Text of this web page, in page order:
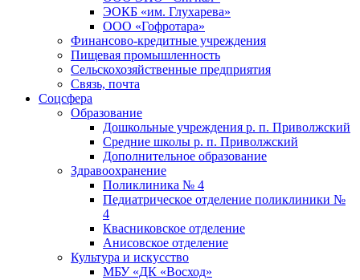
ЭОКБ «им. Глухарева»
ООО «Гофротара»
Финансово-кредитные учреждения
Пищевая промышленность
Сельскохозяйственные предприятия
Связь, почта
Соцсфера
Образование
Дошкольные учреждения р. п. Приволжский
Средние школы р. п. Приволжский
Дополнительное образование
Здравоохранение
Поликлиника № 4
Педиатрическое отделение поликлиники №
4
Квасниковское отделение
Анисовское отделение
Культура и искусство
МБУ «ДК «Восход»